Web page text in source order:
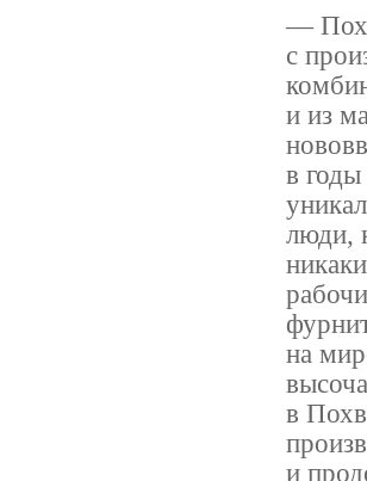
—
с
и из
в
люди,
на
в
и